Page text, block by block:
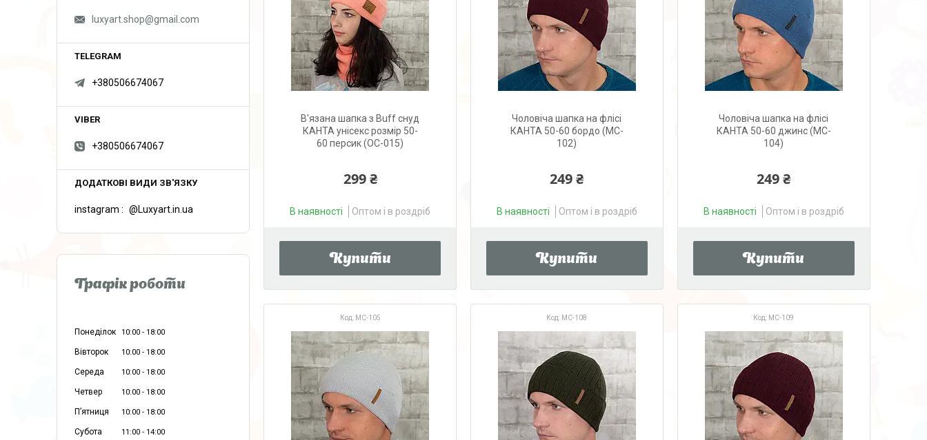
В'язана шапка з Buff снуд
КАНТА унісекс розмір 50-
60 персик (OC-015)
299 ₴
В наявності Оптом і в роздріб
Купити
Чоловіча шапка на флісі
КАНТА 50-60 бордо (MC-
102)
249 ₴
В наявності Оптом і в роздріб
Купити
Чоловіча шапка на флісі
КАНТА 50-60 джинс (MC-
104)
249 ₴
В наявності Оптом і в роздріб
Купити
MC-105 MC-108 MC-109
luxyart.shop@gmail.com
+380506674067
+380506674067
instagram @Luxyart.in.ua
Графік роботи
Понеділок 10:00 18:00
Вівторок 10:00 18:00
Середа 10:00 18:00
Четвер 10:00 18:00
Пʼятниця 10:00 18:00
Субота 11:00 14:00